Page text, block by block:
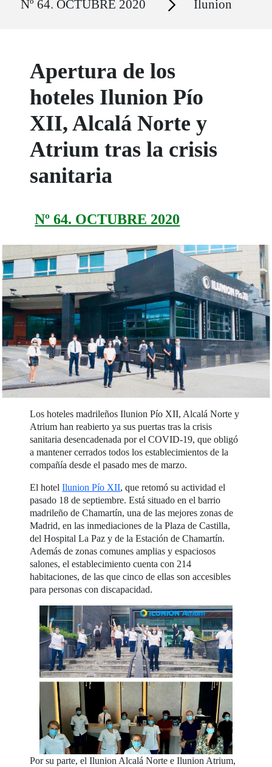
Nº 64. OCTUBRE 2020 Ilunion
Apertura de los
hoteles Ilunion Pío
XII, Alcalá Norte y
Atrium tras la crisis
sanitaria
Nº 64. OCTUBRE 2020
Los hoteles madrileños Ilunion Pío XII, Alcalá Norte y
Atrium han reabierto ya sus puertas tras la crisis
sanitaria desencadenada por el COVID-19, que obligó
a mantener cerrados todos los establecimientos de la
compañía desde el pasado mes de marzo.
El hotelIlunion Pío XII, que retomó su actividad el
pasado 18 de septiembre. Está situado en el barrio
madrileño de Chamartín, una de las mejores zonas de
Madrid, en las inmediaciones de la Plaza de Castilla,
del Hospital La Paz y de la Estación de Chamartín.
Además de zonas comunes amplias y espaciosos
salones, el establecimiento cuenta con 214
habitaciones, de las que cinco de ellas son accesibles
para personas con discapacidad.
Por su parte, el Ilunion Alcalá Norte e Ilunion Atrium,